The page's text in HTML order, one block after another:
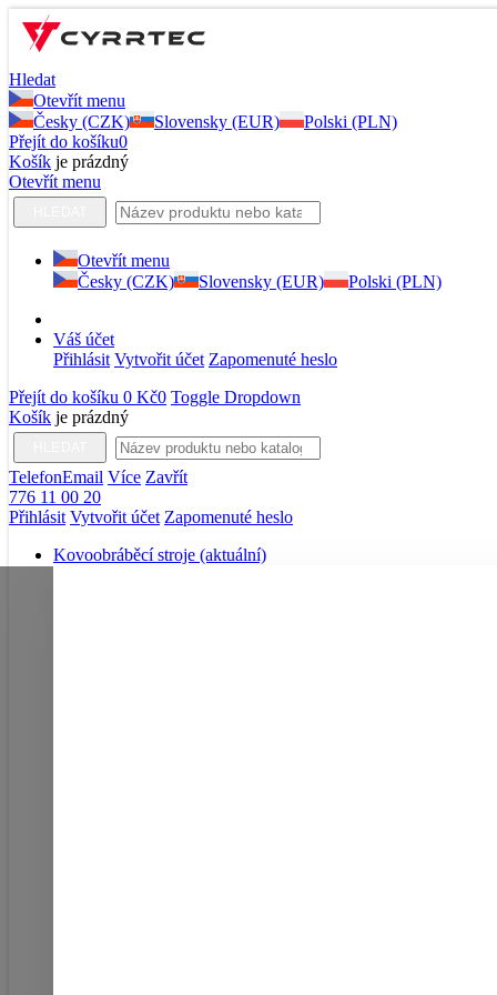
Hledat
Otevřít menu
Česky (CZK)
Slovensky (EUR)
Polski (PLN)
Přejít do košíku0
Košík je prázdný
Otevřít menu
Otevřít menu
Česky (CZK)
Slovensky (EUR) Polski (PLN)
Váš účet
Přihlásit Vytvořit účet Zapomenuté heslo
Přejít do košíku 0 Kč0 Toggle Dropdown
Košík je prázdný
TelefonEmail Více Zavřít
776 11 00 20
Přihlásit Vytvořit účet Zapomenuté heslo
Kovoobráběcí stroje (aktuální)